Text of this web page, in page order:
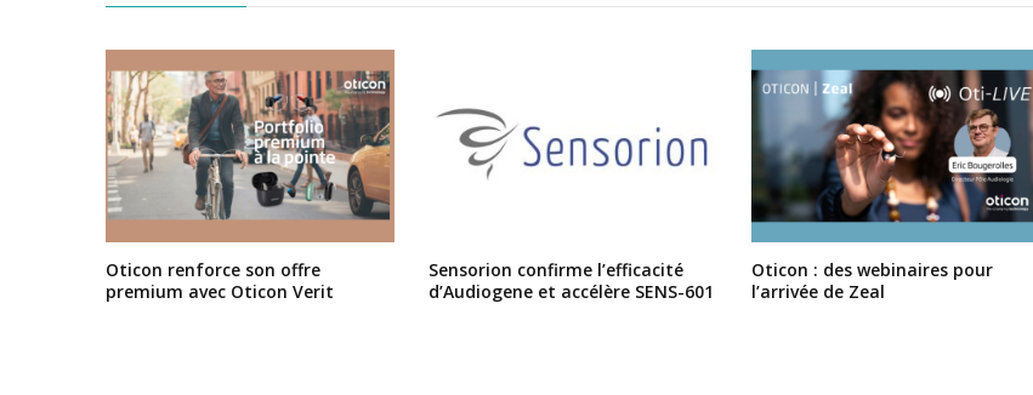
Oticon renforce son offre
premium avec Oticon Verit
Sensorion confirme l’efficacité
d’Audiogene et accélère SENS-601
Oticon : des webinaires pour
l’arrivée de Zeal